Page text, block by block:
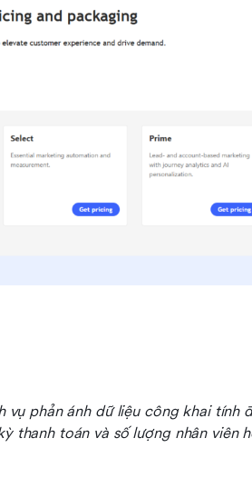
vụ phản ánh dữ liệu công khai tính
thanh toán và số lượng nhân viên